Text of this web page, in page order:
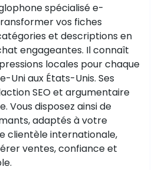
spécialisé e-
vos fiches
et descriptions en
engageantes. Il connaît
locales pour chaque
Uni aux États-Unis. Ses
SEO et argumentaire
Vous disposez ainsi de
adaptés à votre
clientèle internationale,
ventes, confiance et